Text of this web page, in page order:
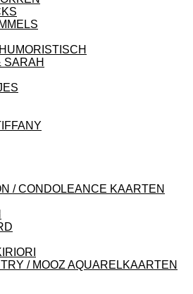
SARAH
/ CONDOLEANCE KAARTEN
/ MOOZ AQUARELKAARTEN